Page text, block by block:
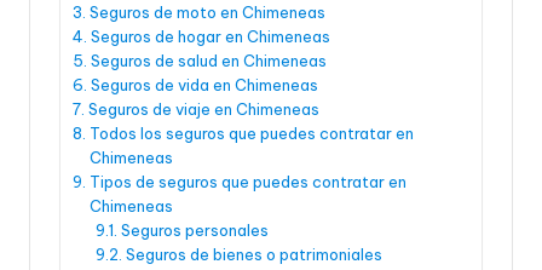
Seguros de moto en Chimeneas
Seguros de hogar en Chimeneas
Seguros de salud en Chimeneas
Seguros de vida en Chimeneas
Seguros de viaje en Chimeneas
Todos los seguros que puedes contratar en
Chimeneas
Tipos de seguros que puedes contratar en
Chimeneas
Seguros personales
Seguros de bienes o patrimoniales